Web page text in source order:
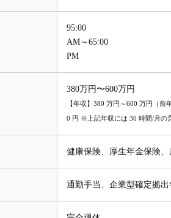
95:00
AM～65:00
PM
380万円〜600万円
【年収】380 万円～600 万円（
0 円 ※上記年収には 30 時間/月の
健康保険、厚生年金保険
通勤手当、企業型確定拠